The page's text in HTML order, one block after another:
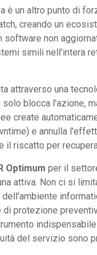
un altro punto di
creando un
software non
simili nell'intera
attraverso una
blocca l'azione,
create
e annulla
il riscatto per
Optimum per il
attiva. Non ci si
protezione
del servizio sono